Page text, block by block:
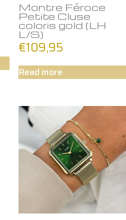
Montre Féroce
Petite Cluse
coloris gold (LH
L/S)
€109,95
Read more